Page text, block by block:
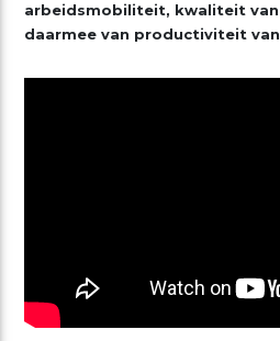
arbeidsmobiliteit, kwaliteit van
daarmee van productiviteit